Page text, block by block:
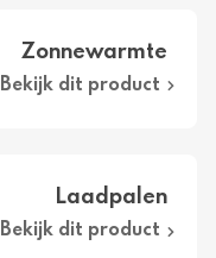
Zonnewarmte
Bekijk dit product
Laadpalen
Bekijk dit product